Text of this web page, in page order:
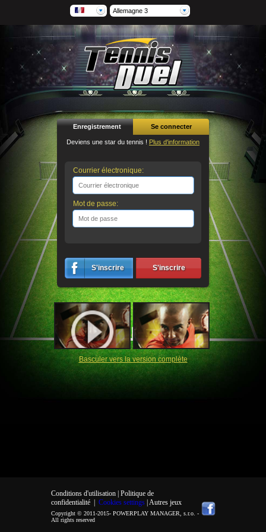
Allemagne 3
Enregistrement Se connecter
Deviens une star du tennis ! Plus d'information
Courrier électronique:
Mot de passe:
S'inscrire S'inscrire
Basculer vers la version complète
Conditions d'utilisation | Politique de
confidentialité| Cookies settings | Autres jeux
Copyright © 2011-2015- POWERPLAY MANAGER, s.r.o. -
All rights reserved